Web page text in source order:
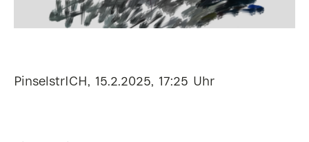
PinselstrICH, 15.2.2025, 17:25 Uhr